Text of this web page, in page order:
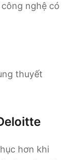
nghệ có
thuyết
hơn khi